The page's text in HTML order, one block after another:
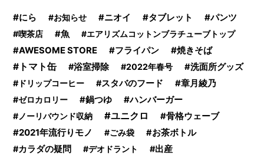
にら お知らせ ニオイ タブレット パンツ
喫茶店 魚 エアリズムコットンブラチューブトップ
AWESOME STORE フライパン
焼きそば
トマト缶
浴室掃除 2022年春号 洗面所グッズ
ドリップコーヒー スタバのフード 章月綾乃
ゼロカロリー 鍋つゆ ハンバーガー
ノーリバウンド収納 ユニクロ 骨格ウェーブ
2021年流行りモノ ごみ袋
お茶ボトル
カラダの疑問
デオドラント
出産